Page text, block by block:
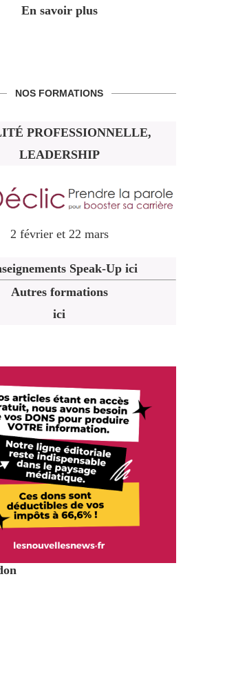
En savoir plus
NOS FORMATIONS
PROFESSIONNELLE,
LEADERSHIP
2 février et 22 mars
Speak-Up ici
Autres formations
ici